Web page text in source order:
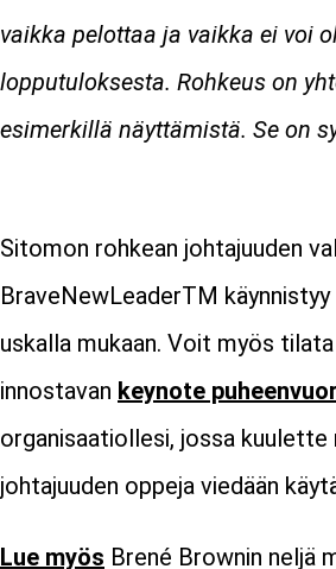
vaikka pelottaa ja vaikka ei voi
lopputuloksesta. Rohkeus on
esimerkillä näyttämistä. Se on
Sitomon rohkean johtajuuden
BraveNewLeaderTM käynnistyy
uskalla mukaan. Voit myös
innostavan keynote
organisaatiollesi, jossa kuulette
johtajuuden oppeja viedään
Lue myös Brené Brownin neljä